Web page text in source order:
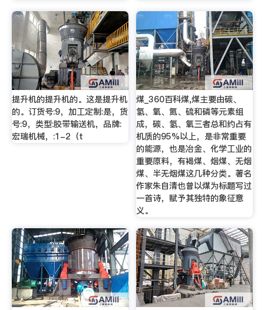
提升机的提升机的。这是提升机
的。订货号:9，加工定制:是，货
号:9，类型:胶带输送机，品牌:
宏瑞机械，:1-2（t
煤_360百科煤,煤主要由碳、
氢、氧、氮、硫和磷等元素组
成，碳、氢、氧三者总和约占有
机质的95%以上，是非常重要
的能源，也是冶金、化学工业的
重要原料，有褐煤、烟煤、无烟
煤、半无烟煤这几种分类。著名
作家朱自清也曾以煤为标题写过
一首诗，赋予其独特的象征意
义。